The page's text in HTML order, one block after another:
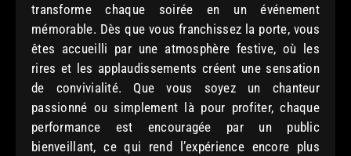
transforme chaque soirée en un événement
mémorable. Dès que vous franchissez la porte, vous
êtes accueilli par une atmosphère festive, où les
rires et les applaudissements créent une sensation
de convivialité. Que vous soyez un chanteur
passionné ou simplement là pour profiter, chaque
performance est encouragée par un public
bienveillant, ce qui rend l’expérience encore plus